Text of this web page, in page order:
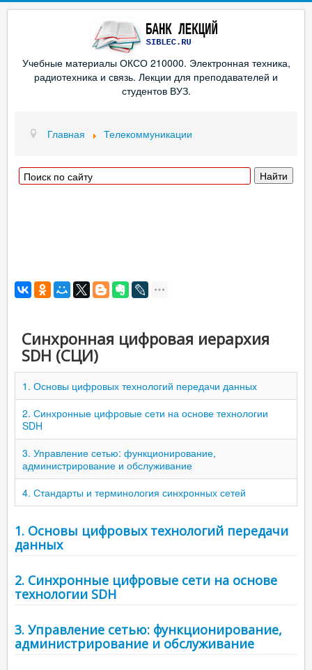
Учебные материалы ОКСО 210000. Электронная техника,
радиотехника и связь. Лекции для преподавателей и
студентов ВУЗ.
Главная Телекоммуникации
Синхронная цифровая иерархия
SDH (СЦИ)
1. Основы цифровых технологий передачи данных
2. Синхронные цифровые сети на основе технологии
SDH
3. Управление сетью: функционирование,
администрирование и обслуживание
4. Стандарты и терминология синхронных сетей
1. Основы цифровых технологий передачи
данных
2. Синхронные цифровые сети на основе
технологии SDH
3. Управление сетью: функционирование,
администрирование и обслуживание